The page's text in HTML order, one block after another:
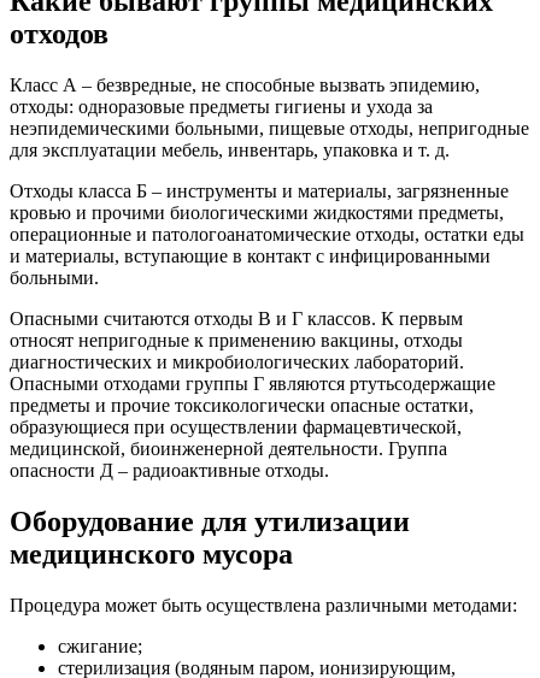
отходов
Класс А – безвредные, не способные вызвать эпидемию,
отходы: одноразовые предметы гигиены и ухода за
неэпидемическими больными, пищевые отходы, непригодные
для эксплуатации мебель, инвентарь, упаковка и т. д.
Отходы класса Б – инструменты и материалы, загрязненные
кровью и прочими биологическими жидкостями предметы,
операционные и патологоанатомические отходы, остатки еды
и материалы, вступающие в контакт с инфицированными
больными.
Опасными считаются отходы В и Г классов. К первым
относят непригодные к применению вакцины, отходы
диагностических и микробиологических лабораторий.
Опасными отходами группы Г являются ртутьсодержащие
предметы и прочие токсикологически опасные остатки,
образующиеся при осуществлении фармацевтической,
медицинской, биоинженерной деятельности. Группа
опасности Д – радиоактивные отходы.
Оборудование для утилизации
медицинского мусора
Процедура может быть осуществлена различными методами:
сжигание;
стерилизация (водяным паром, ионизирующим,